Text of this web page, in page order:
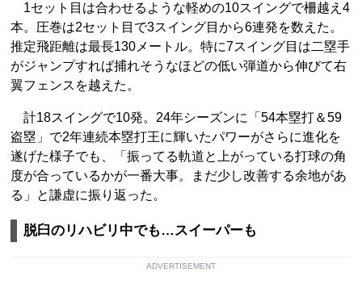
1セット目は合わせるような軽めの10スイングで柵越え4
本。圧巻は2セット目で3スイング目から6連発を数えた。
推定飛距離は最長130メートル。特に7スイング目は二塁手
がジャンプすれば捕れそうなほどの低い弾道から伸びて右
翼フェンスを越えた。
計18スイングで10発。24年シーズンに「54本塁打＆59
盗塁」で2年連続本塁打王に輝いたパワーがさらに進化を
遂げた様子でも、「振ってる軌道と上がっている打球の角
度が合っているかが一番大事。まだ少し改善する余地があ
る」と謙虚に振り返った。
脱臼のリハビリ中でも…スイーパーも
ADVERTISEMENT